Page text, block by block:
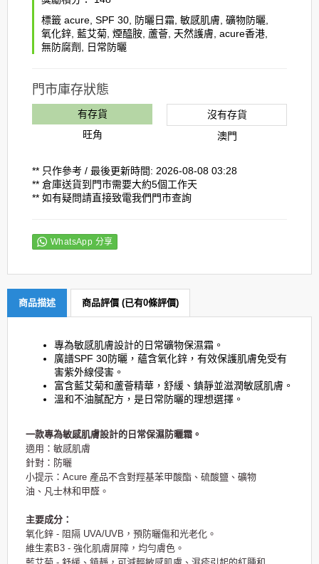
標籤 acure SPF 30 防曬日霜 敏感肌膚 礦物防曬
氧化鋅 藍艾菊 煙醯胺 蘆薈 天然護膚 acure香港
無防腐劑
日常防曬
門市庫存狀態
有存貨
旺角
沒有存貨
澳門
** 只作參考 / 最後更新時間: 2026-08-08 03:28
** 倉庫送貨到門市需要大約5個工作天
** 如有疑問請直接致電我們門市查詢
WhatsApp 分享
商品描述 商品評價 (已有0條評價)
專為敏感肌膚設計的日常礦物保濕霜。
廣譜SPF 30防曬，蘊含氧化鋅，有效保護肌膚免受有
害紫外線侵害。
富含藍艾菊和蘆薈精華，舒緩、鎮靜並滋潤敏感肌膚。
溫和不油膩配方，是日常防曬的理想選擇。
一款專為敏感肌膚設計的日常保濕防曬霜。
適用：敏感肌膚
針對：防曬
小提示：Acure 產品不含對羥基苯甲酸酯、硫酸鹽、礦物
油、凡士林和甲醛。
主要成分：
氧化鋅 - 阻隔 UVA/UVB，預防曬傷和光老化。
維生素B3 - 強化肌膚屏障，均勻膚色。